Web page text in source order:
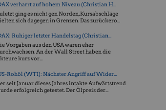
verharrt auf hohem Niveau (Christian H...
ging es nicht gen Norden, Kursabschläge
sich dagegen in Grenzen. Das zurückero...
Ruhiger letzter Handelstag (Christian...
Vorgaben aus den USA waren eher
An der Wall Street haben die
kurz vor...
Rohöl (WTI): Nächster Angriff auf Wider...
seit Januar dieses Jahres intakte Aufwärtstrend
erfolgreich getestet. Der Ölpreis der...